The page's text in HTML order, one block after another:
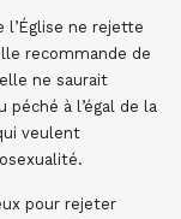
l’Église ne rejette
recommande de
ne saurait
à l’égal de la
veulent
pour rejeter